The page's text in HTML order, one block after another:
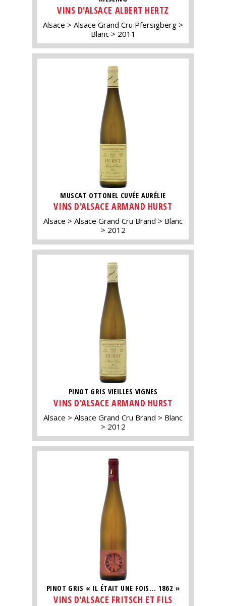
VINS D'ALSACE ALBERT HERTZ
Alsace
Alsace Grand Cru Pfersigberg
Blanc
2011
MUSCAT OTTONEL CUVÉE AURÉLIE
VINS D'ALSACE ARMAND HURST
Alsace Alsace Grand Cru Brand
Blanc
2012
PINOT GRIS VIEILLES VIGNES
VINS D'ALSACE ARMAND HURST
Alsace Alsace Grand Cru Brand
Blanc
2012
PINOT GRIS « IL ÉTAIT UNE FOIS... 1862 »
VINS D'ALSACE FRITSCH ET FILS